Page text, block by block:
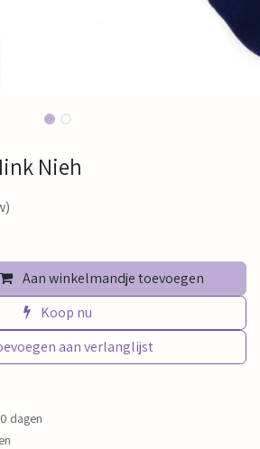
Nieh
Aan winkelmandje toevoegen
Koop nu
aan verlanglijst
dagen